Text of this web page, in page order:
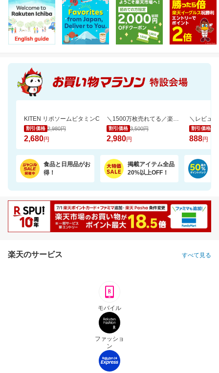
KITEN リポソームビタミンC
割引価格 2,980円
2,680円
＼1500万枚売れてる／楽天1位リピ多数★ふかふかホテルタオル4枚セットが20周年SALE！
割引価格 3,500円
2,980円
割引価格
888円
食品と日用品がお
得！
掲載アイテム全品
20%以上OFF！
楽天のサービス すべて見る
モバイル
ファッショ
ン